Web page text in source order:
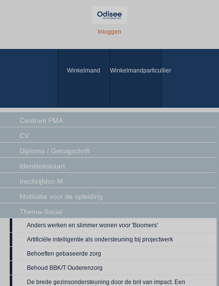
Inloggen
Winkelmand Winkelmandparticullier
Centrum PMA
CV
Diploma / Getuigschrift
Identiteitskaart
Inschrijfdoc-M
Motivatie voor de opleiding
Thema-Social
Anders werken en slimmer wonen voor 'Boomers'
Artificiële intelligentie als ondersteuning bij projectwerk
Behoeften gebaseerde zorg
Behoud BBK/T Ouderenzorg
De brede gezinsondersteuning door de bril van impact. Een